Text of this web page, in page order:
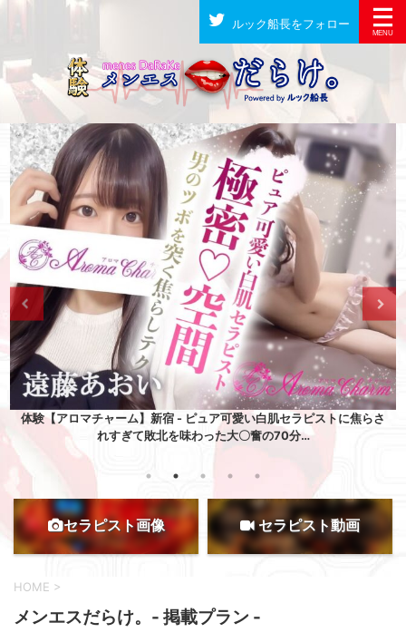
ルック船長をフォロー
体験【ベルリリー】渋谷 - 神すぎる…。キラキラの爽やかSS美女にガ
ッツリ♡楽しませもらった濃厚すぎた90分…
セラピスト画像 セラピスト動画
HOME >
メンエスだらけ。- 掲載プラン -